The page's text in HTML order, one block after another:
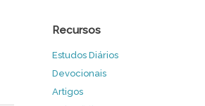
Recursos
Estudos Diários
Devocionais
Artigos